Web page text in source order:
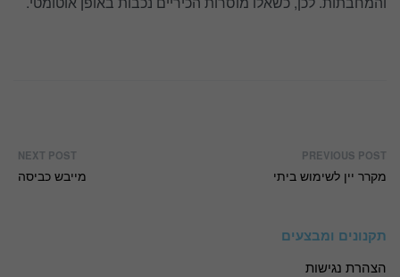
PREVIOUS POST
מקרר יין לשימוש ביתי
NEXT POST
מייבש כביסה
תקנונים ומבצעים
הצהרת נגישות